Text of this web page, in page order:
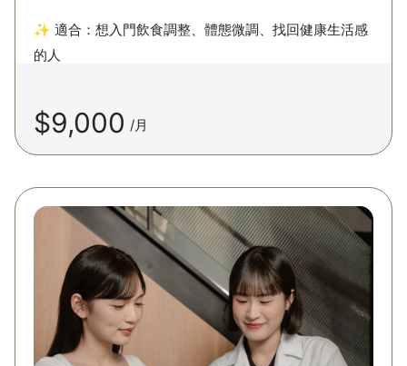
✨ 適合：想入門飲食調整、體態微調、找回健康生活感
的人
$9,000 /月